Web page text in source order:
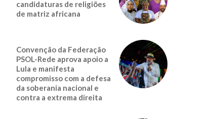
candidaturas de religiões
de matriz africana
Convenção da Federação
PSOL-Rede aprova apoio a
Lula e manifesta
compromisso com a defesa
da soberania nacional e
contra a extrema direita